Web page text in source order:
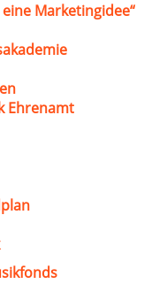
Marketingidee“
Ehrenamt